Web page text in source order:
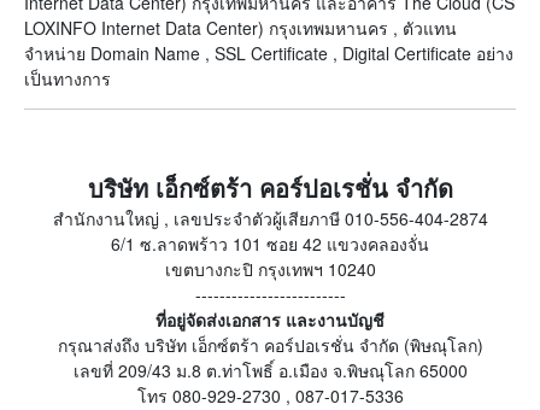
LOXINFO Internet Data Center) กรุงเทพมหานคร , ตัวแทน
จำหน่าย Domain Name , SSL Certificate , Digital Certificate อย่าง
เป็นทางการ
บริษัท เอ็กซ์ตร้า คอร์ปอเรชั่น จำกัด
สำนักงานใหญ่ , เลขประจำตัวผู้เสียภาษี 010-556-404-2874
6/1 ซ.ลาดพร้าว 101 ซอย 42 แขวงคลองจั่น
เขตบางกะปิ กรุงเทพฯ 10240
-------------------------
ที่อยู่จัดส่งเอกสาร และงานบัญชี
กรุณาส่งถึง บริษัท เอ็กซ์ตร้า คอร์ปอเรชั่น จำกัด (พิษณุโลก)
เลขที่ 209/43 ม.8 ต.ท่าโพธิ์ อ.เมือง จ.พิษณุโลก 65000
โทร 080-929-2730 , 087-017-5336